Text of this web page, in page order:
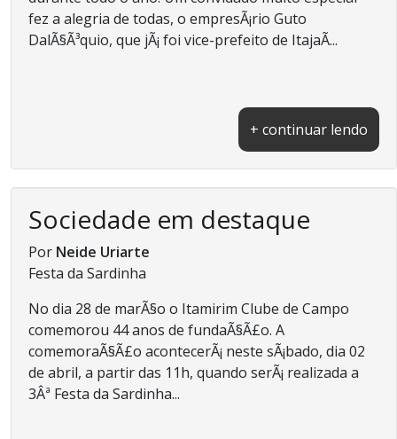
fez a alegria de todas, o empresÃ¡rio Guto
DalÃ§Ã³quio, que jÃ¡ foi vice-prefeito de ItajaÃ­...
+ continuar lendo
Sociedade em destaque
Por Neide Uriarte
Festa da Sardinha
No dia 28 de marÃ§o o Itamirim Clube de Campo
comemorou 44 anos de fundaÃ§Ã£o. A
comemoraÃ§Ã£o acontecerÃ¡ neste sÃ¡bado, dia 02
de abril, a partir das 11h, quando serÃ¡ realizada a
3Âª Festa da Sardinha...